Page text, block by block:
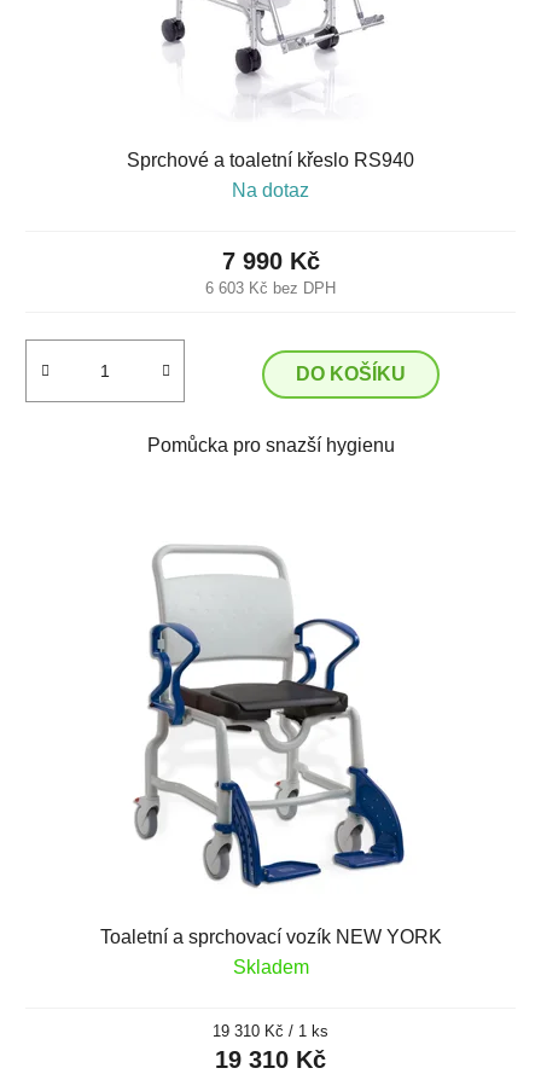
Sprchové a toaletní křeslo RS940
Na dotaz
6 603 Kč bez DPH
7 990 Kč
DO KOŠÍKU
Pomůcka pro snazší hygienu
Toaletní a sprchovací vozík NEW YORK
Skladem
19 310 Kč
Měrná
cena:
19 310 Kč / 1 ks